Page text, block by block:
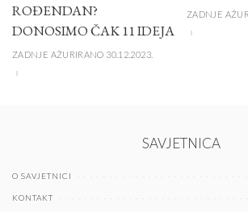
ROĐENDAN?
DONOSIMO ČAK 11 IDEJA
ZADNJE AŽURIRANO 30.12.2023.
ZADNJE
SAVJETNICA
O SAVJETNICI
KONTAKT